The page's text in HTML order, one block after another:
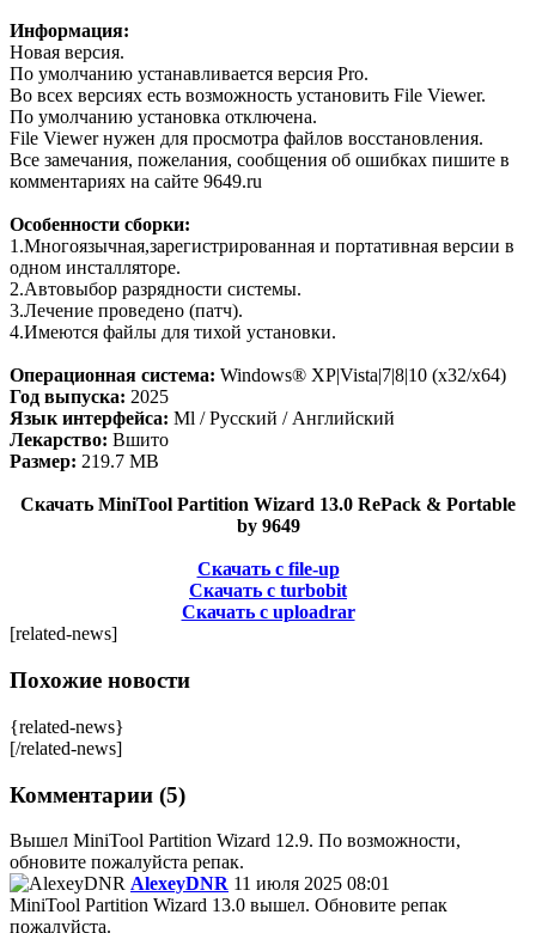
Информация:
Новая версия.
По умолчанию устанавливается версия Pro.
Во всех версиях есть возможность установить File Viewer.
По умолчанию установка отключена.
File Viewer нужен для просмотра файлов восстановления.
Все замечания, пожелания, сообщения об ошибках пишите в
комментариях на сайте 9649.ru
Особенности сборки:
1.Многоязычная,зарегистрированная и портативная версии в
одном инсталляторе.
2.Автовыбор разрядности системы.
3.Лечение проведено (патч).
4.Имеются файлы для тихой установки.
Операционная система: Windows® XP|Vista|7|8|10 (x32/x64)
Год выпуска: 2025
Язык интерфейса: Ml / Русский / Английский
Лекарство: Вшито
Размер: 219.7 MB
Скачать MiniTool Partition Wizard 13.0 RePack & Portable
by 9649
Скачать с file-up
Скачать с turbobit
Скачать с uploadrar
[related-news]
Похожие новости
{related-news}
[/related-news]
Комментарии (5)
Вышел MiniTool Partition Wizard 12.9. По возможности,
обновите пожалуйста репак.
AlexeyDNR 11 июля 2025 08:01
MiniTool Partition Wizard 13.0 вышел. Обновите репак
пожалуйста.